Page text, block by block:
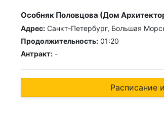
Особняк Половцова (Дом
Адрес: Санкт-Петербург, Большая
Продолжительность: 01:20
Антракт: -
Расписание